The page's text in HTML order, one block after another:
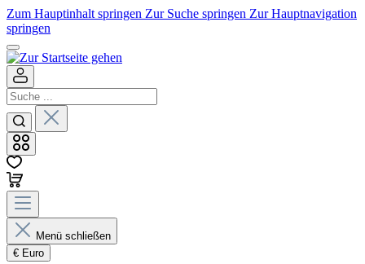
Zum Hauptinhalt springen Zur Suche springen Zur Hauptnavigation
springen
Menü schließen
€ Euro